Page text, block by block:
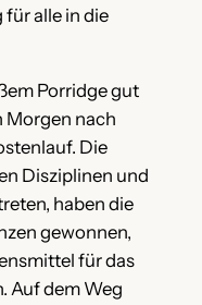
für alle in die
Porridge gut
Morgen nach
Die
Disziplinen und
haben die
gewonnen,
für das
Auf dem Weg